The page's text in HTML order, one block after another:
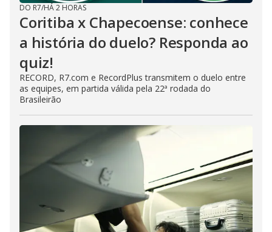
DO R7/HÁ 2 HORAS
Coritiba x Chapecoense: conhece
a história do duelo? Responda ao
quiz!
RECORD, R7.com e RecordPlus transmitem o duelo entre
as equipes, em partida válida pela 22ª rodada do
Brasileirão